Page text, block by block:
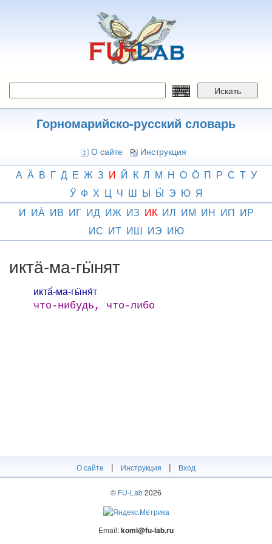
Искать
Горномарийско-русский словарь
О сайте Инструкция
А Ӓ В Г Д Е Ж З И Й К Л М Н О Ӧ П Р С Т У
Ӱ Ф Х Ц Ч Ш Ы Ӹ Э Ю Я
И ИӒ ИВ ИГ ИД ИЖ ИЗ ИК ИЛ ИМ ИН ИП ИР
ИС ИТ ИШ ИЭ ИЮ
иктӓ-ма-гӹнят
иктӓ́-ма-гӹня́т
что-нибудь, что-либо
О сайте | Инструкция | Вход
© FU-Lab2026
Email:komi@fu-lab.ru